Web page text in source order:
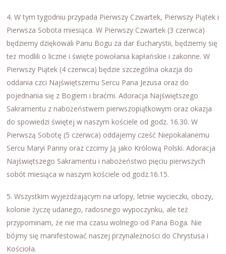
4. W tym tygodniu przypada Pierwszy Czwartek, Pierwszy Piątek i
Pierwsza Sobota miesiąca. W Pierwszy Czwartek (3 czerwca)
będziemy dziękowali Panu Bogu za dar Eucharystii, będziemy się
też modlili o liczne i święte powołania kapłańskie i zakonne. W
Pierwszy Piątek (4 czerwca) będzie szczególna okazja do
oddania czci Najświętszemu Sercu Pana Jezusa oraz do
pojednania się z Bogiem i braćmi. Adoracja Najświętszego
Sakramentu z nabożeństwem pierwszopiątkowym oraz okazja
do spowiedzi świętej w naszym kościele od godz. 16.30. W
Pierwszą Sobotę (5 czerwca) oddajemy cześć Niepokalanemu
Sercu Maryi Panny oraz czcimy Ją jako Królową Polski. Adoracja
Najświętszego Sakramentu i nabożeństwo pięciu pierwszych
sobót miesiąca w naszym kościele od godz.16.15.
5. Wszystkim wyjeżdżającym na urlopy, letnie wycieczki, obozy,
kolonie życzę udanego, radosnego wypoczynku, ale też
przypominam, że nie ma czasu wolnego od Pana Boga. Nie
bójmy się manifestować naszej przynależności do Chrystusa i
Kościoła.